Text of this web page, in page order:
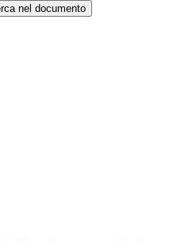
nel documento